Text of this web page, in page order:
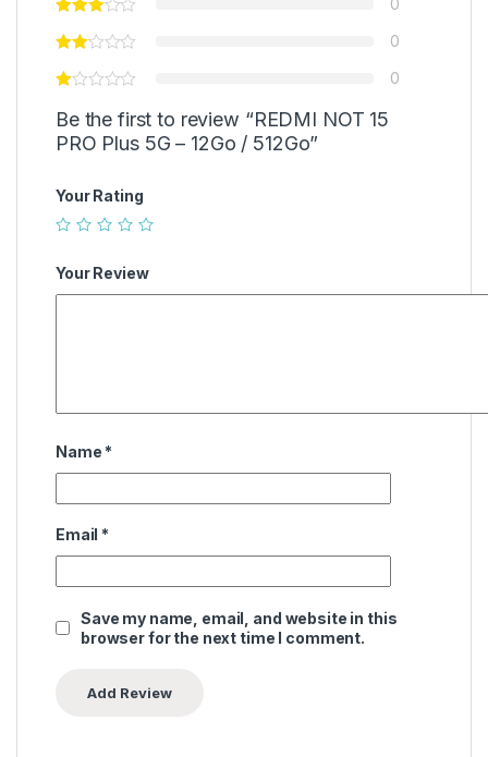
0
0
0
Be the first to review “REDMI NOT 15
PRO Plus 5G – 12Go / 512Go”
Your Rating
Your Review
Name *
Email *
Save my name, email, and website in this
browser for the next time I comment.